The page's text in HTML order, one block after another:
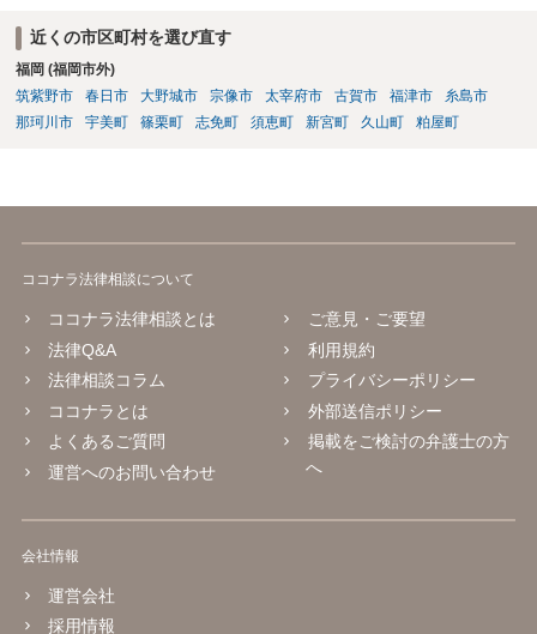
近くの市区町村を選び直す
福岡 (福岡市外)
筑紫野市
春日市 大野城市 宗像市 太宰府市 古賀市 福津市
糸島市
那珂川市
宇美町 篠栗町 志免町 須恵町 新宮町 久山町 粕屋町
ココナラ法律相談について
ココナラ法律相談とは
法律Q&A
法律相談コラム
ココナラとは
よくあるご質問
運営へのお問い合わせ
ご意見・ご要望
利用規約
プライバシーポリシー
外部送信ポリシー
掲載をご検討の弁護士の方
へ
会社情報
運営会社
採用情報